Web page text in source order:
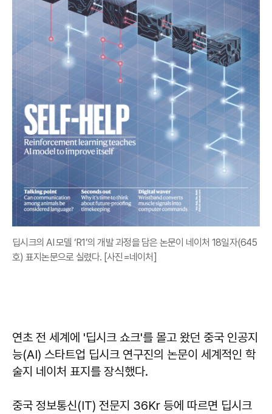
딥시크의 AI 모델 ‘R1’의 개발 과정을 담은 논문이 네이처 18일자(645
호) 표지논문으로 실렸다. [사진=네이처]
연초 전 세계에 '딥시크 쇼크'를 몰고 왔던 중국 인공지
능(AI) 스타트업 딥시크 연구진의 논문이 세계적인 학
술지 네이처 표지를 장식했다.
중국 정보통신(IT) 전문지 36Kr 등에 따르면 딥시크